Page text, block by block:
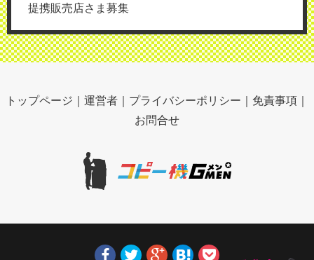
提携販売店さま募集
トップページ ｜ 運営者 ｜ プライバシーポリシー ｜ 免責事項 ｜
お問合せ